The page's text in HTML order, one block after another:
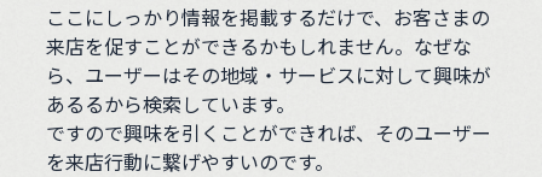
ここにしっかり情報を掲載するだけで、お客さまの
来店を促すことができるかもしれません。なぜな
ら、ユーザーはその地域・サービスに対して興味が
あるるから検索しています。
ですので興味を引くことができれば、そのユーザー
を来店行動に繋げやすいのです。